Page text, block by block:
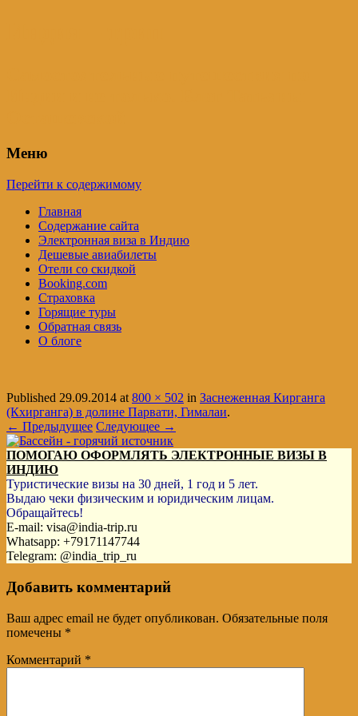
Меню
Перейти к содержимому
Главная
Содержание сайта
Электронная виза в Индию
Дешевые авиабилеты
Отели со скидкой
Booking.com
Страховка
Горящие туры
Обратная связь
О блоге
Published 29.09.2014 at800 × 502 in Заснеженная Кирганга
(Кхирганга) в долине Парвати, Гималаи.
← Предыдущее Следующее →
ПОМОГАЮ ОФОРМЛЯТЬ ЭЛЕКТРОННЫЕ ВИЗЫ В
ИНДИЮ
Туристические визы на 30 дней, 1 год и 5 лет.
Выдаю чеки физическим и юридическим лицам.
Обращайтесь!
E-mail: visa@india-trip.ru
Whatsapp: +79171147744
Telegram: @india_trip_ru
Добавить комментарий
Ваш адрес email не будет опубликован. Обязательные поля
помечены *
Комментарий *